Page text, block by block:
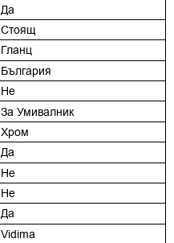
Да
Стоящ
Гланц
България
Не
За Умивалник
Хром
Да
Не
Не
Да
Vidima